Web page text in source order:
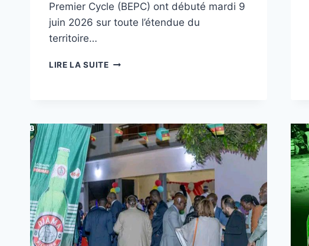
Premier Cycle (BEPC) ont débuté mardi 9
juin 2026 sur toute l’étendue du
territoire…
LIRE LA SUITEBEPC
BOOSTE
LES
CANDIDATS
!